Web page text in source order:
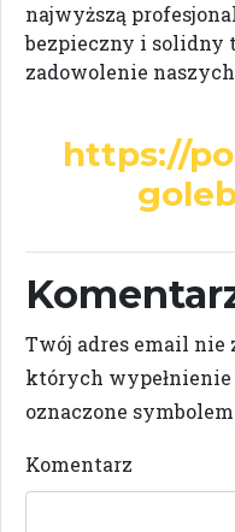
najwyższą
bezpieczny i solidny
zadowolenie
https://
Twój adres email nie
których wypełnienie
oznaczone symbolem
Komentarz